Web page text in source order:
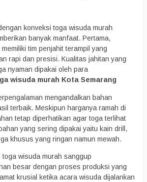
konveksi toga wisuda murah
banyak manfaat. Pertama,
tim penjahit terampil yang
rapi dan presisi. Kualitas jahitan yang
nyaman dipakai oleh para
wisuda murah Kota Semarang
mengandalkan bahan
terbaik. Meskipun harganya ramah di
tetap diperhatikan agar toga terlihat
yang sering dipakai yaitu kain drill,
khusus yang ringan namun mewah.
wisuda murah sanggup
besar dengan proses produksi yang
krusial ketika acara wisuda dijalankan